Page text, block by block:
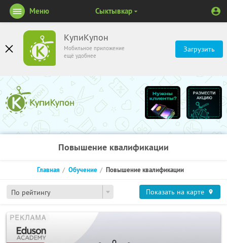
КупиКупон
Мобильное приложение
ещё удобнее
Загрузить
Меню Сыктывкар
Повышение квалификации
По рейтингу
Главная Обучение Повышение квалификации
Показать на карте